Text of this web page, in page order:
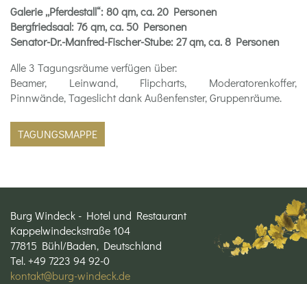
Galerie „Pferdestall“: 80 qm, ca. 20 Personen
Bergfriedsaal: 76 qm, ca. 50 Personen
Senator-Dr.-Manfred-Fischer-Stube: 27 qm, ca. 8 Personen
Alle 3 Tagungsräume verfügen über:
Beamer, Leinwand, Flipcharts, Moderatorenkoffer,
Pinnwände, Tageslicht dank Außenfenster, Gruppenräume.
TAGUNGSMAPPE
Burg Windeck - Hotel und Restaurant
Kappelwindeckstraße 104
77815 Bühl/Baden, Deutschland
Tel. +49 7223 94 92-0
kontakt@burg-windeck.de